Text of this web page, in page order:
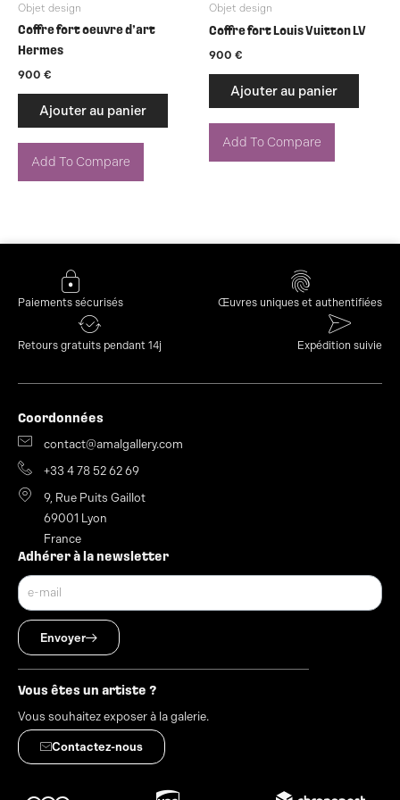
Objet design
Coffre fort oeuvre d’art
Hermes
900 €
Ajouter au panier
Add To Compare
Objet design
Coffre fort Louis Vuitton LV
900 €
Ajouter au panier
Add To Compare
Paiements sécurisés Œuvres uniques et authentifiées
Retours gratuits pendant 14j Expédition suivie
Coordonnées
contact@amalgallery.com
+33 4 78 52 62 69
9, Rue Puits Gaillot
69001 Lyon
France
Adhérer à la newsletter
Envoyer
Vous êtes un artiste ?
Vous souhaitez exposer à la galerie.
Contactez-nous